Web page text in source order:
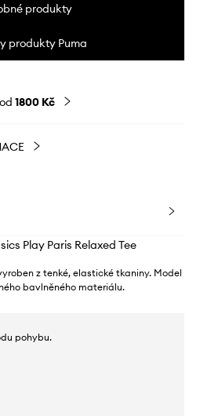
produkty
produkty Puma
1800 Kč
Play Paris Relaxed Tee
z tenké, elastické tkaniny. Model
bavlněného materiálu.
pohybu.